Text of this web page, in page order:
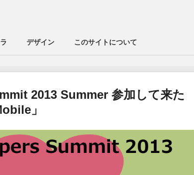
デザイン このサイトについて
2013 Summer 参加して来た
」